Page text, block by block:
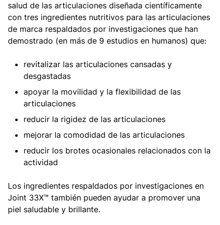
salud de las articulaciones diseñada científicamente
con tres ingredientes nutritivos para las articulaciones
de marca respaldados por investigaciones que han
demostrado (en más de 9 estudios en humanos) que:
revitalizar las articulaciones cansadas y
desgastadas
apoyar la movilidad y la flexibilidad de las
articulaciones
reducir la rigidez de las articulaciones
mejorar la comodidad de las articulaciones
reducir los brotes ocasionales relacionados con la
actividad
Los ingredientes respaldados por investigaciones en
Joint 33X™ también pueden ayudar a promover una
piel saludable y brillante.